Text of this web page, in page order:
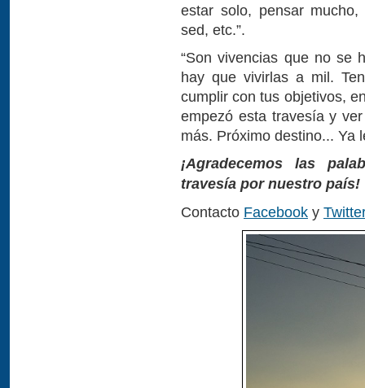
estar solo, pensar
sed, etc.”.
“Son vivencias que no se
hay que vivirlas a mil.
cumplir con tus objetivos,
empezó esta travesía y
más. Próximo destino... Ya
¡Agradecemos las
travesía por nuestro país!
Contacto Facebook y